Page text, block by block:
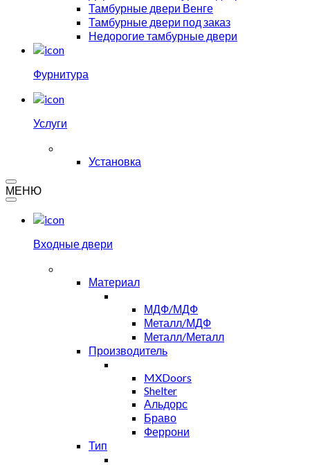
Тамбурные двери Венге
Тамбурные двери под заказ
Недорогие тамбурные двери
Фурнитура
Услуги
Установка
МЕНЮ
Входные двери
Материал
МДФ/МДФ
Металл/МДФ
Металл/Металл
Производитель
MXDoors
Shelter
Альдорс
Браво
Феррони
Тип